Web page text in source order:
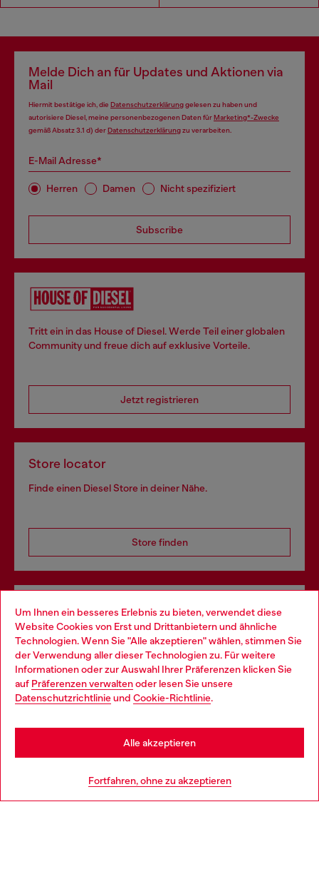
Um Ihnen ein besseres Erlebnis zu bieten, verwendet diese
Website Cookies von Erst und Drittanbietern und ähnliche
Technologien. Wenn Sie "Alle akzeptieren" wählen, stimmen Sie
der Verwendung aller dieser Technologien zu. Für weitere
Informationen oder zur Auswahl Ihrer Präferenzen klicken Sie
auf Präferenzen verwaltenoder lesen Sie unsere
Datenschutzrichtlinieund Cookie-Richtlinie.
Fortfahren, ohne zu akzeptieren
Alle akzeptieren
Melde Dich an für Updates und Aktionen via
Mail
Hiermit bestätige ich, die Datenschutzerklärunggelesen zu haben und
autorisiere Diesel, meine personenbezogenen Daten fürMarketing*-Zwecke
gemäß Absatz 3.1 d) derDatenschutzerklärungzu verarbeiten.
E-Mail Adresse*
Herren Damen Nicht spezifiziert
Subscribe
Tritt ein in das House of Diesel. Werde Teil einer globalen
Community und freue dich auf exklusive Vorteile.
Jetzt registrieren
Store locator
Finde einen Diesel Store in deiner Nähe.
Store finden
Omnichannel-Services
Entdecke unser gesamtes Service-Angebot, online und
im Store.
Mehr erfahren
Choose your location
You are currently browsing Deutschland website, but it seems
you may be based in United States